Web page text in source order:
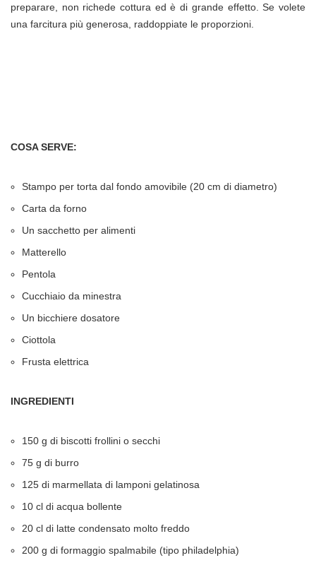
preparare, non richede cottura ed è di grande effetto. Se volete
una farcitura più generosa, raddoppiate le proporzioni.
COSA SERVE:
Stampo per torta dal fondo amovibile (20 cm di diametro)
Carta da forno
Un sacchetto per alimenti
Matterello
Pentola
Cucchiaio da minestra
Un bicchiere dosatore
Ciottola
Frusta elettrica
INGREDIENTI
150 g di biscotti frollini o secchi
75 g di burro
125 di marmellata di lamponi gelatinosa
10 cl di acqua bollente
20 cl di latte condensato molto freddo
200 g di formaggio spalmabile (tipo philadelphia)